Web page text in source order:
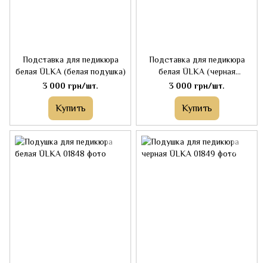
Подставка для педикюра
белая ÜLKA (белая подушка)
3 000 грн/шт.
Купить
Подставка для педикюра
белая ÜLKA (черная
подушка)
3 000 грн/шт.
Купить